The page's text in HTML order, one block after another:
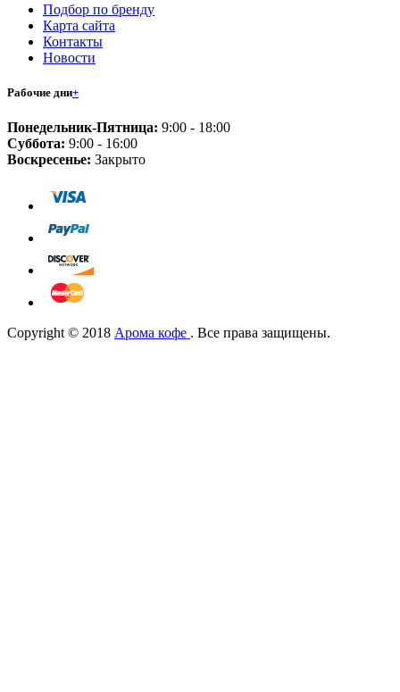
Подбор по бренду
Карта сайта
Контакты
Новости
Рабочие дни+
Понедельник-Пятница: 9:00 - 18:00
Суббота: 9:00 - 16:00
Воскресенье: Закрыто
Copyright © 2018 Арома кофе . Все права защищены.